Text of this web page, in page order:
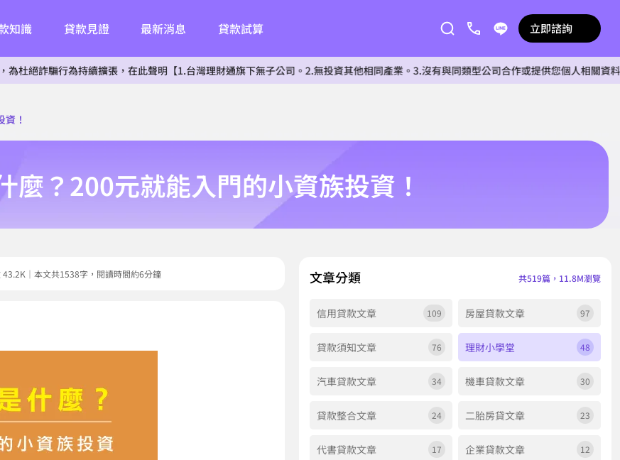
知識 貸款見證 最新消息 貸款試算 立即諮詢
詐騙行為持續擴張，在此聲明【1.台灣理財通旗下無子公司。2.無投資其他相同產業。3.沒有與同類型公司合作或提供您個人相關資料給任
！
麼？200元就能入門的小資族投資！
｜本文共1538字，閱讀時間約6分鐘 文章分類 共519篇，11.8M瀏覽
信用貸款文章 109 房屋貸款文章 97
貸款須知文章 76 理財小學堂 48
汽車貸款文章 34 機車貸款文章 30
貸款整合文章 24 二胎房貸文章 23
代書貸款文章 17 企業貸款文章 12